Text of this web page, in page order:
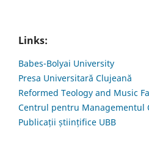
Links:
Babes-Bolyai University
Presa Universitară Clujeană
Reformed Teology and Music
Centrul pentru Managementul
Publicații științifice UBB